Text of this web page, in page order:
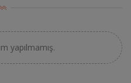
yapılmamış.